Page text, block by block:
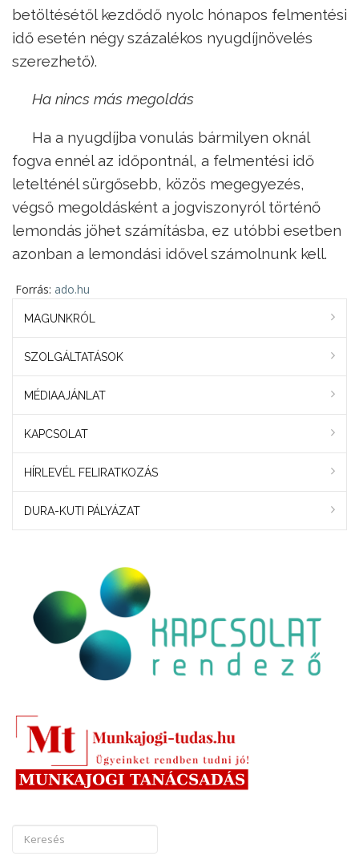
betöltésétől kezdődő nyolc hónapos felmentési
idő esetén négy százalékos nyugdíjnövelés
szerezhető).
Ha nincs más megoldás
Ha a nyugdíjba vonulás bármilyen oknál
fogva ennél az időpontnál, a felmentési idő
letelténél sürgősebb, közös megegyezés,
végső megoldásként a jogviszonyról történő
lemondás jöhet számításba, ez utóbbi esetben
azonban a lemondási idővel számolnunk kell.
Forrás: ado.hu
MAGUNKRÓL
SZOLGÁLTATÁSOK
MÉDIAAJÁNLAT
KAPCSOLAT
HÍRLEVÉL FELIRATKOZÁS
DURA-KUTI PÁLYÁZAT